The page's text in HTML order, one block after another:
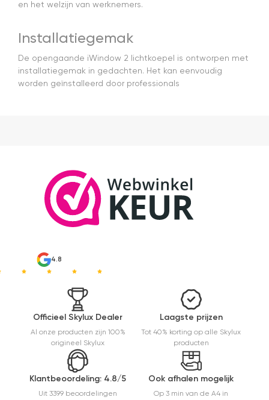
en het welzijn van werknemers.
Installatiegemak
De opengaande iWindow 2 lichtkoepel is ontworpen met
installatiegemak in gedachten. Het kan eenvoudig
worden geïnstalleerd door professionals
4.8
Officieel Skylux Dealer
Al onze producten zijn 100%
origineel Skylux
Laagste prijzen
Tot 40% korting op alle Skylux
producten
Klantbeoordeling: 4.8/5
Uit 3399 beoordelingen
Ook afhalen mogelijk
Op 3 min van de A4 in